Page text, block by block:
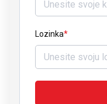
Lozinka